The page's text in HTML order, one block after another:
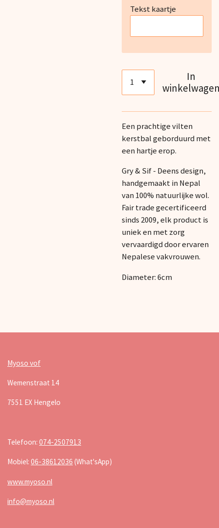
Tekst kaartje
In
Een prachtige vilten
kerstbal geborduurd met
een hartje erop.
Gry & Sif - Deens design,
handgemaakt in Nepal
van 100% natuurlijke wol.
Fair trade gecertificeerd
sinds 2009, elk product is
uniek en met zorg
vervaardigd door ervaren
Nepalese vakvrouwen.
Diameter: 6cm
Myoso vof
Wemenstraat 14
7551 EX Hengelo
Telefoon: 074-2507913
Mobiel: 06-38612036 (What'sApp)
www.myoso.nl
info@myoso.nl